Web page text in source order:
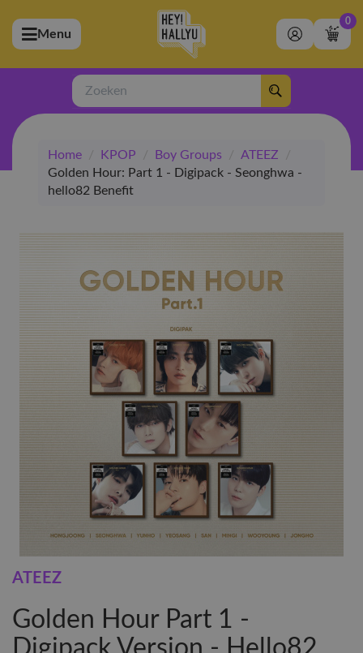
(Artiesten)
(Merchandise)
(Exclusive)
(Winkel)
Menu
0
Zoeken
Home / KPOP / Boy Groups / ATEEZ
/
Golden Hour: Part 1 - Digipack - Seonghwa -
hello82 Benefit
ATEEZ
Golden Hour Part 1 -